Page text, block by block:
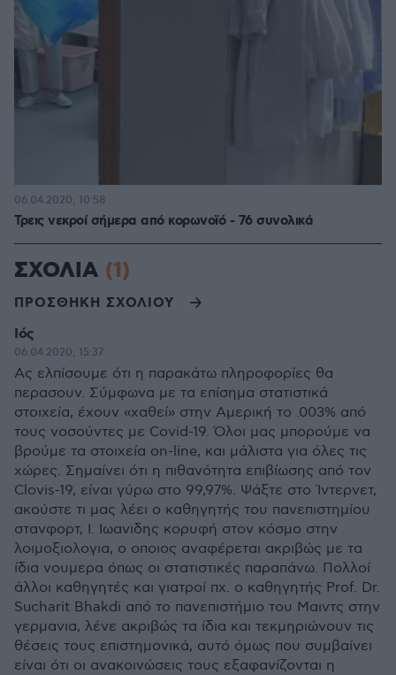
Τρεις νεκροί σήμερα από κορωνοϊό - 76 συνολικά
06.04.2020, 10:58
ΣΧΟΛΙΑ (1)
ΠΡΟΣΘΗΚΗ ΣΧΟΛΙΟΥ
Ιός
06.04.2020, 15:37
Ας ελπίσουμε ότι η παρακάτω πληροφορίες θα
περασουν. Σύμφωνα με τα επίσημα στατιστικά
στοιχεία, έχουν «χαθεί» στην Αμερική το .003% από
τους νοσούντες με Covid-19. Όλοι μας μπορούμε να
βρούμε τα στοιχεία on-line, και μάλιστα για όλες τις
χώρες. Σημαίνει ότι η πιθανότητα επιβίωσης από τον
Clovis-19, είναι γύρω στο 99,97%. Ψάξτε στο Ίντερνετ,
ακούστε τι μας λέει ο καθηγητής του πανεπιστημίου
στανφορτ, Ι. Ιωανιδης κορυφή στον κόσμο στην
λοιμοξιολογια, ο οποιος αναφέρεται ακριβώς με τα
ίδια νουμερα όπως οι στατιστικές παραπάνω. Πολλοί
άλλοι καθηγητές και γιατροί πχ. ο καθηγητής Prof. Dr.
Sucharit Bhakdi από το πανεπιστήμιο του Μαιντς στην
γερμανια, λένε ακριβώς τα ίδια και τεκμηριώνουν τις
θέσεις τους επιστημονικά, αυτό όμως που συμβαίνει
είναι ότι οι ανακοινώσεις τους εξαφανίζονται η